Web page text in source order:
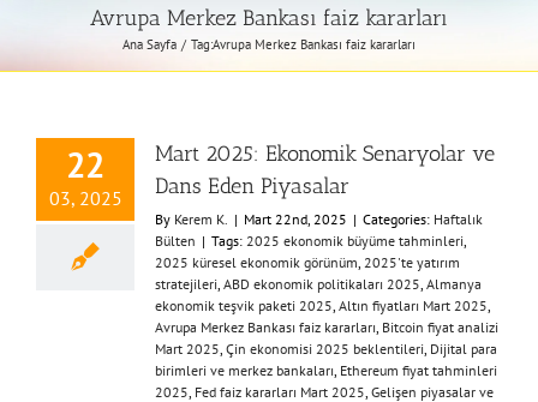
​Avrupa Merkez Bankası faiz kararları​
Ana Sayfa Tag:​Avrupa Merkez Bankası faiz kararları​
22
03, 2025
Mart 2025: Ekonomik Senaryolar ve
Dans Eden Piyasalar
By Kerem K. | Mart 22nd, 2025 | Categories: Haftalık
Bülten | Tags: ​2025 ekonomik büyüme tahminleri​,
2025 küresel ekonomik görünüm​, ​2025'te yatırım
stratejileri​, ​ABD ekonomik politikaları 2025​, ​Almanya
ekonomik teşvik paketi 2025​, ​Altın fiyatları Mart 2025​,
Avrupa Merkez Bankası faiz kararları​, ​Bitcoin fiyat analizi
Mart 2025​, ​Çin ekonomisi 2025 beklentileri​, ​Dijital para
birimleri ve merkez bankaları​, ​Ethereum fiyat tahminleri
2025​, ​Fed faiz kararları Mart 2025​, ​Gelişen piyasalar ve